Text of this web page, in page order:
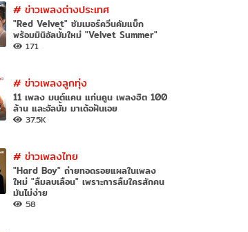
# ข่าวเพลงต่างประเทศ
"Red Velvet" ซัมเมอร์ควีนคัมแบ็ก
พร้อมมินิอัลบั้มใหม่ "Velvet Summer"
171
# ข่าวเพลงลูกทุ่ง
11 เพลง มนต์แคน แก่นคูน เพลงฮิต 100
ล้าน และอัลบั้ม มาเด้อฝันเอย
37.5K
# ข่าวเพลงไทย
"Hard Boy" ถ่ายทอดรอยแผลในเพลง
ใหม่ "ลืมลบเลือน" เพราะการลืมใครสักคน
มันไม่ง่าย
58